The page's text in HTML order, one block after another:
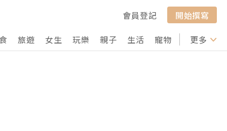
會員登記
開始撰寫
旅遊 女生 玩樂 親子 生活 寵物 行山 打卡
更多